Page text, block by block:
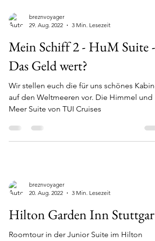
breznvoyager
29. Aug. 2022
3 Min. Lesezeit
Mein Schiff 2 - HuM Suite -
Das Geld wert?
Wir stellen euch die für uns schönes Kabine
auf den Weltmeeren vor. Die Himmel und
Meer Suite von TUI Cruises
breznvoyager
20. Aug. 2022
3 Min. Lesezeit
Hilton Garden Inn Stuttgart
Roomtour in der Junior Suite im Hilton